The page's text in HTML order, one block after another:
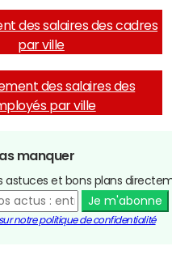
des salaires des cadres
par ville
des salaires des
par ville
manquer
astuces et bons plans
Je m'abonne
notre politique de confidentialité